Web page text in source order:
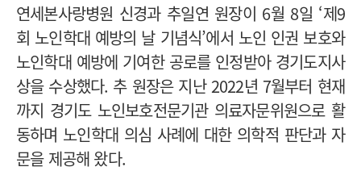
연세본사랑병원 신경과 추일연 원장이 6월 8일 ‘제9
회 노인학대 예방의 날 기념식’에서 노인 인권 보호와
노인학대 예방에 기여한 공로를 인정받아 경기도지사
상을 수상했다. 추 원장은 지난 2022년 7월부터 현재
까지 경기도 노인보호전문기관 의료자문위원으로 활
동하며 노인학대 의심 사례에 대한 의학적 판단과 자
문을 제공해 왔다.